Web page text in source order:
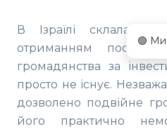
В Ізраїлі склалася
отриманням
громадянства за
просто не існує.
дозволено подвійне
його практично
🟢 Ми